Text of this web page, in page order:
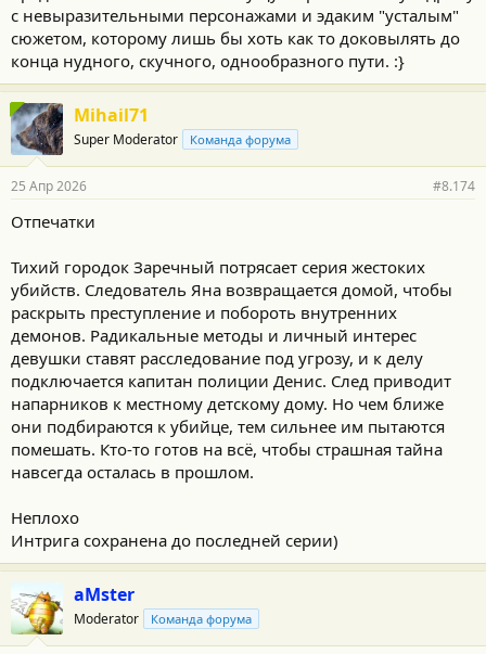
с невыразительными персонажами и эдаким "усталым"
сюжетом, которому лишь бы хоть как то доковылять до
конца нудного, скучного, однообразного пути. :}
Mihail71
Super Moderator Команда форума
25 Апр 2026 #8.174
Отпечатки
Тихий городок Заречный потрясает серия жестоких
убийств. Следователь Яна возвращается домой, чтобы
раскрыть преступление и побороть внутренних
демонов. Радикальные методы и личный интерес
девушки ставят расследование под угрозу, и к делу
подключается капитан полиции Денис. След приводит
напарников к местному детскому дому. Но чем ближе
они подбираются к убийце, тем сильнее им пытаются
помешать. Кто-то готов на всё, чтобы страшная тайна
навсегда осталась в прошлом.
Неплохо
Интрига сохранена до последней серии)
aMster
Moderator Команда форума